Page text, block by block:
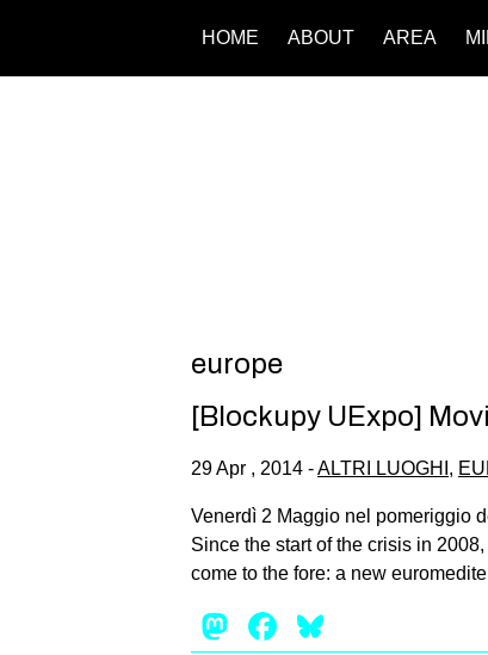
HOME ABOUT AREA
europe
[Blockupy UExpo]
29 Apr , 2014 -ALTRI LUOGHI ,
Venerdì 2 Maggio nel pomeriggio
Since the start of the crisis in
come to the fore: a new
Mastodon
Facebook